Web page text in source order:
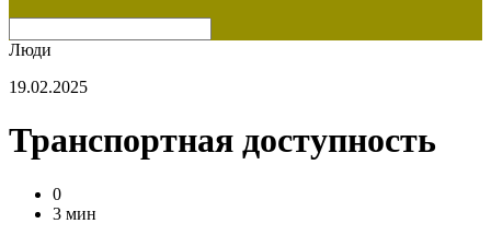
Люди
19.02.2025
Транспортная доступность
0
3 мин